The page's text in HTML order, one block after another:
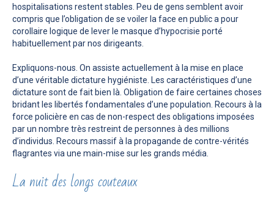
hospitalisations restent stables. Peu de gens semblent avoir
compris que l’obligation de se voiler la face en public a pour
corollaire logique de lever le masque d’hypocrisie porté
habituellement par nos dirigeants.
Expliquons-nous. On assiste actuellement à la mise en place
d’une véritable dictature hygiéniste. Les caractéristiques d’une
dictature sont de fait bien là. Obligation de faire certaines choses
bridant les libertés fondamentales d’une population. Recours à la
force policière en cas de non-respect des obligations imposées
par un nombre très restreint de personnes à des millions
d’individus. Recours massif à la propagande de contre-vérités
flagrantes via une main-mise sur les grands média.
La nuit des longs couteaux